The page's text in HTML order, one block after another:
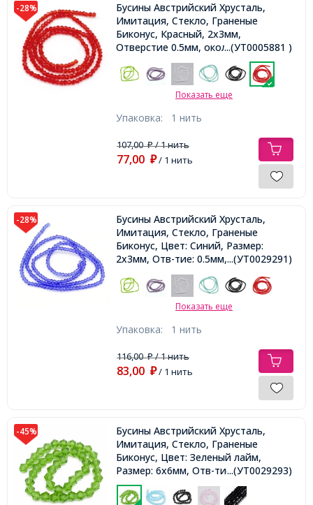
-28%
Бусины Австрийский Хрусталь,
Имитация, Стекло, Граненые
Биконус, Красный, 2х3мм,
Отверстие 0.5мм, около
135шт/38см/нить,
...(УТ0005881 )
Показать еще
Упаковка: 1 нить
107,00₽/ 1 нить
77,00 ₽/ 1 нить
-28%
Бусины Австрийский Хрусталь,
Имитация, Стекло, Граненые
Биконус, Цвет: Синий, Размер:
2х3мм, Отв-тие: 0.5мм, около 180
шт/38см/нить,
...(УТ0029291)
Показать еще
Упаковка: 1 нить
116,00₽/ 1 нить
83,00 ₽/ 1 нить
-45%
Бусины Австрийский Хрусталь,
Имитация, Стекло, Граненые
Биконус, Цвет: Зеленый лайм,
Размер: 6х6мм, Отв-тие: 1мм, около
50шт/30см/нить,
...(УТ0029293)